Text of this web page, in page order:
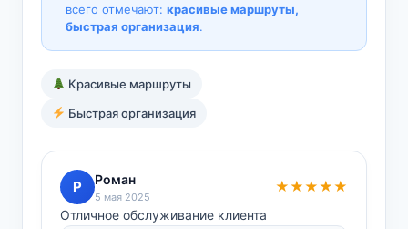
всего отмечают:красивые маршруты,
быстрая организация.
Красивые маршруты
Быстрая организация
Р Роман
5 мая 2025
★★★★★
Отличное обслуживание клиента